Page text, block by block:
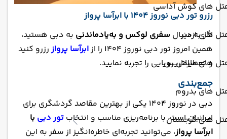
های کوش آداسی
های ازمیر
های مارماریس
های بدروم
های گرجستان
رزرو تور دبی نوروز 1404 با ابرآسا پرواز
اگر به دنبال سفری لوکس و به‌یادماندنی به دبی هستید،
همین امروز تور دبی نوروز 1404 را از
ابرآسا پروازرزرو کنید
و تعطیلاتی رویایی را تجربه نمایید.
جمع‌بندی
دبی در نوروز 1404 یکی از بهترین مقاصد گردشگری برای
ایرانیان است. با برنامه‌ریزی مناسب و انتخاب تور دبی با
ابرآسا پرواز، می‌توانید تجربه‌ای خاطره‌انگیز از سفر به این